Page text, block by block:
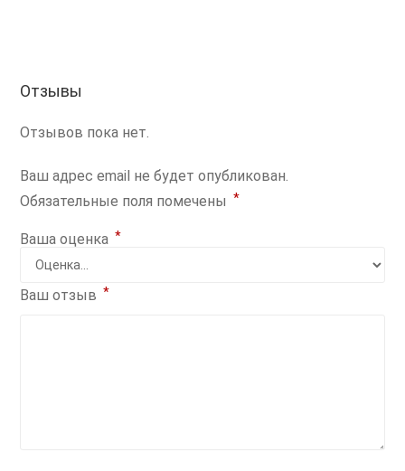
Отзывы
Отзывов пока нет.
Ваш адрес email не будет опубликован.
Обязательные поля помечены *
Ваша оценка *
Ваш отзыв *